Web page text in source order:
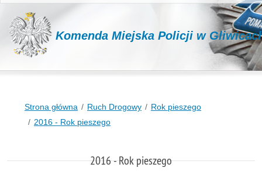
Komenda Miejska Policji w
Strona główna Ruch Drogowy
Rok pieszego
2016 - Rok pieszego
2016 - Rok pieszego